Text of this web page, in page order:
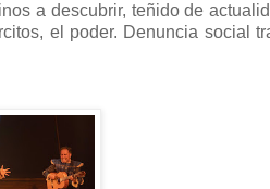
a descubrir, teñido de
el poder. Denuncia social